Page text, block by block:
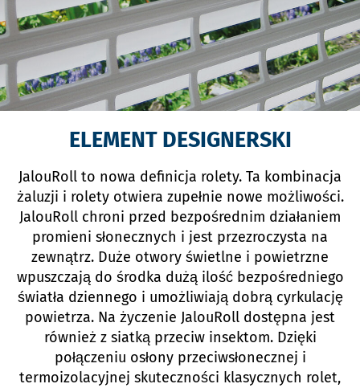
ELEMENT DESIGNERSKI
JalouRoll to nowa definicja rolety. Ta kombinacja
żaluzji i rolety otwiera zupełnie nowe możliwości.
JalouRoll chroni przed bezpośrednim działaniem
promieni słonecznych i jest przezroczysta na
zewnątrz. Duże otwory świetlne i powietrzne
wpuszczają do środka dużą ilość bezpośredniego
światła dziennego i umożliwiają dobrą cyrkulację
powietrza. Na życzenie JalouRoll dostępna jest
również z siatką przeciw insektom. Dzięki
połączeniu osłony przeciwsłonecznej i
termoizolacyjnej skuteczności klasycznych rolet,